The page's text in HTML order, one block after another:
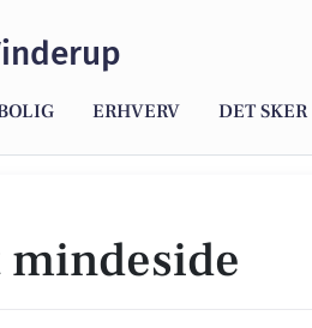
ERHVERV DET SKER
mindeside